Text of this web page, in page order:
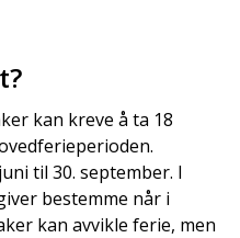
kan kreve å ta 18
til 30. september. I
bestemme når i
kan avvikle ferie, men